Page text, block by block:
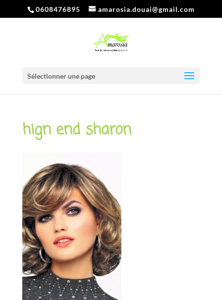
0608476895 amarosia.douai@gmail.com
Sélectionner une page
hign end sharon